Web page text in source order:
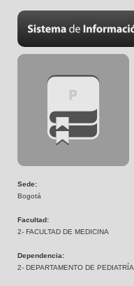
Sede:
Bogotá
Facultad:
2- FACULTAD DE MEDICINA
Dependencia:
2- DEPARTAMENTO DE PEDIATRÍA